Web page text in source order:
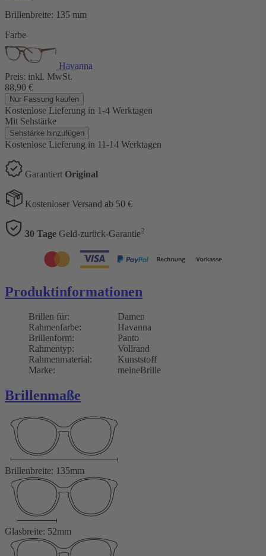
Brillenbreite: 135 mm
Farbe
Havanna
Preis: inkl. MwSt.
88,90 €
Nur Fassung kaufen
Kostenlose Lieferung in 1-4 Werktagen
Mit Sehstärke
Sehstärke hinzufügen
Kostenlose Lieferung in 11-14 Werktagen
Garantiert Original
Kostenloser Versand ab 50 €
30 Tage Geld-zurück-Garantie2
Produktinformationen
Brillen für:
Damen
Rahmenfarbe:
Havanna
Brillenform:
Panto
Rahmentyp:
Vollrand
Rahmenmaterial:
Kunststoff
Marke:
meineBrille
Brillenmaße
Brillenbreite: 135mm
Glasbreite: 52mm